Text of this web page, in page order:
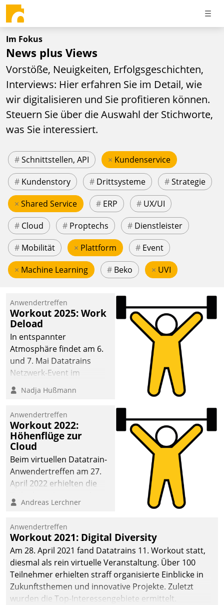
Im Fokus
News plus Views
Vorstöße, Neuigkeiten, Erfolgsgeschichten,
Interviews: Hier erfahren Sie im Detail, wie
wir digitalisieren und Sie profitieren können.
Steuern Sie über die Auswahl der Stichworte,
was Sie interessiert.
#Schnittstellen, API × Kundenservice
# Kundenstory # Drittsysteme #Strategie
× Shared Service # ERP # UX/UI
# Cloud # Proptechs # Dienstleister
# Mobilität × Plattform # Event
× Machine Learning # Beko × UVI
Anwendertreffen
Workout 2025: Work
Deload
In entspannter
Atmosphäre findet am 6.
und 7. Mai Datatrains
Netzwerk-Event im
Kunden- und Partnerkreis
statt. Zentrale Frage: Wie
Mammutprojekte
meistern und Workloads
wuppen – bei zunehmend
anspruchsvollen
Aufgaben und
abnehmendem
Nadja Hußmann
Anwendertreffen
Workout 2022:
Höhenflüge zur
Cloud
Beim virtuellen Datatrain-
Anwendertreffen am 27.
April 2022 erhielten die
Teilnehmer kurzweilige
Cloud-Strategien und -
Lösungen mit hohem
Zukunftspotenzial.
Andreas Lerchner
Anwendertreffen
Workout 2021: Digital Diversity
Am 28. April 2021 fand Datatrains 11. Workout statt,
diesmal als rein virtuelle Veranstaltung. Über 100
Teilnehmer erhielten straff organisierte Einblicke in
Zukunftsthemen und innovative Projekte. Zuletzt
wurden die Top-Interessengebiete ermittelt.